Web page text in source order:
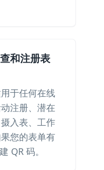
和注册表
于任何在线
注册、潜在
入表、工作
您的表单有
QR 码。